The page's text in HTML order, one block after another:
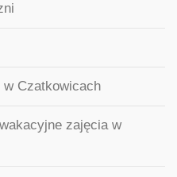
w Czatkowicach
zajęcia w